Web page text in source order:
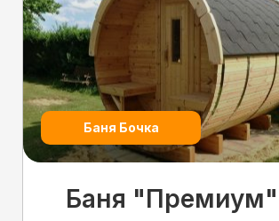
Баня Бочка
Баня "Премиум"